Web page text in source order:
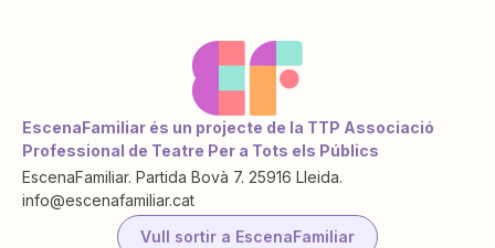
EscenaFamiliar és un projecte de la TTP Associació
Professional de Teatre Per a Tots els Públics
EscenaFamiliar. Partida Bovà 7. 25916 Lleida.
info@escenafamiliar.cat
Vull sortir a EscenaFamiliar